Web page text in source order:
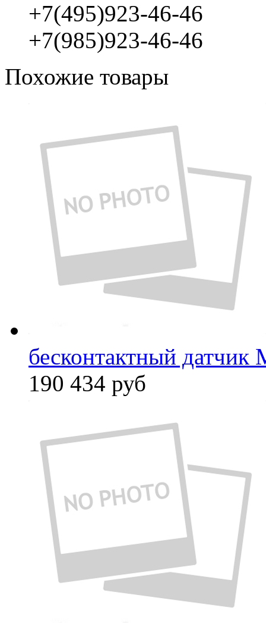
+7(495)923-46-46
+7(985)923-46-46
Похожие товары
бесконтактный датчик
190 434 руб